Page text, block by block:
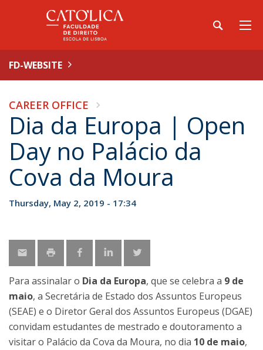
FD-WEBSITE
CAREER OFFICE
Dia da Europa | Open
Day no Palácio da
Cova da Moura
Thursday, May 2, 2019 - 17:34
Para assinalar o Dia da Europa, que se celebra a 9 de
maio, a Secretária de Estado dos Assuntos Europeus
(SEAE) e o Diretor Geral dos Assuntos Europeus (DGAE)
convidam estudantes de mestrado e doutoramento a
visitar o Palácio da Cova da Moura, no dia 10 de maio,